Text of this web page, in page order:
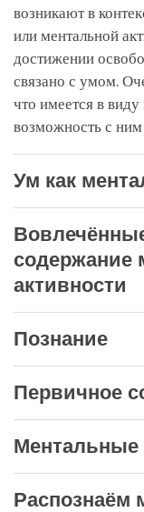
возникают в
или ментальной
достижении
связано с умом.
что имеется в
возможность с ним
Ум как
содержание
активности
Познание
Первичное
Распознаём